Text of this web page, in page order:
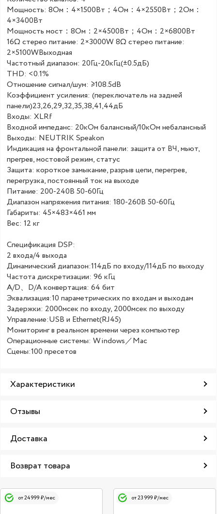
Мощность: 8Ом：4×1500Вт；4Ом：4×2550Вт；2Ом：
4×3400Вт
Мощность мост：8Ом：2×4500Вт；4Ом：2×6800Вт
16Ω стерео питание: 2×3000W 8Ω стерео питание:
2×5100WВыходная
Частотный диапазон: 20Гц-20кГц(±0.5дБ)
THD: <0.1%
Отношение сигнал/шум: ≥108.5dB
Коэффициент усиления: (переключатель на задней
панели)23,26,29,32,35,38,41,44дБ
Входы: XLRf
Входной импеданс: 20кОм балансный/10кОм небалансный
Выходы: NEUTRIK Speakon
Индикация на фронтальной панели: защита от ВЧ, мьют,
прегрев, мостовой режим, статус
Защита: короткое замыкание, разрыв цепи, перегрев,
перегрузка, постоянный ток на выходе
Питание: 200-240В 50-60Гц
Диапазон напряжения питания: 180-260В 50-60Гц
Габариты: 45×483×461 мм
Вес: 12 кг
Спецификация DSP:
2 входа/4 выхода
Динамический диапазон:114дБ по входу/114дБ по выходу
Частота дискретизации: 96 кГц
A/D、D/A конвертация: 64 бит
Эквализация:10 параметрических по входам и выходам
Задержки: 2000мсек по входу, 2000мсек по выходу
Управление:USB и Ethernet(RJ45)
Мониторинг в реальном времени через компьютер
Операционные системы: Windows／Mac
Сцены:100 пресетов
Характеристики
Отзывы
Доставка
Возврат товара
от 24 999 ₽/мес от 23 999 ₽/мес